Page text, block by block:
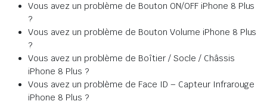
Vous avez un problème de Bouton ON/OFF iPhone 8 Plus
?
Vous avez un problème de Bouton Volume iPhone 8 Plus
?
Vous avez un problème de Boîtier / Socle / Châssis
iPhone 8 Plus ?
Vous avez un problème de Face ID – Capteur Infrarouge
iPhone 8 Plus ?